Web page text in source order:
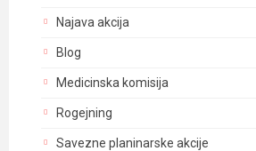
Najava akcija
Blog
Medicinska komisija
Rogejning
Savezne planinarske akcije